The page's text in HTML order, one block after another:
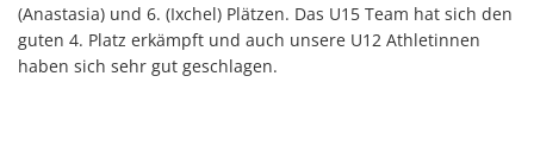
(Anastasia) und 6. (Ixchel) Plätzen. Das U15 Team hat sich den
guten 4. Platz erkämpft und auch unsere U12 Athletinnen
haben sich sehr gut geschlagen.